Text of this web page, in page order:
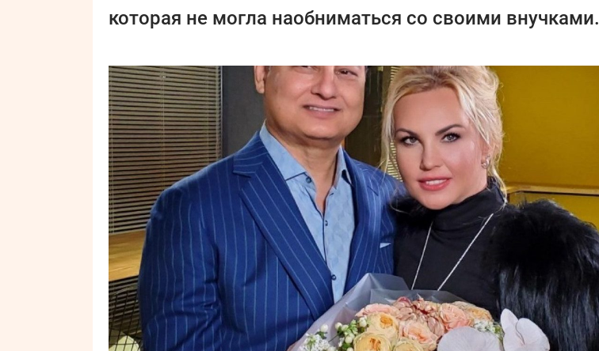
которая не могла наобниматься со своими внучками.